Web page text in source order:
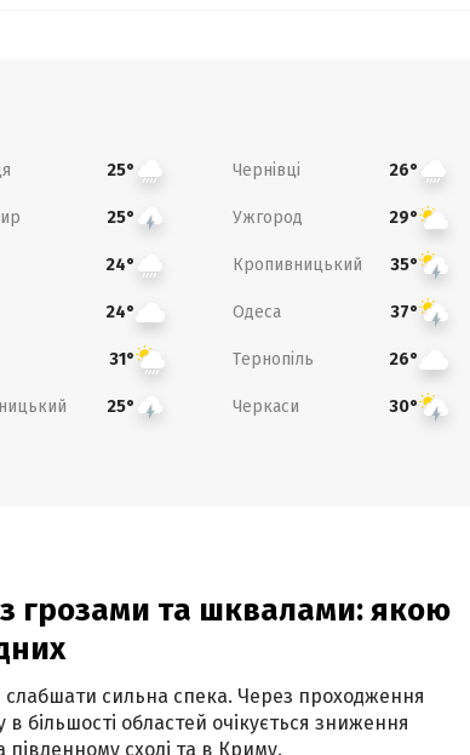
25° Чернівці 26°
25° Ужгород 29°
24° Кропивницький 35°
24° Одеса 37°
31° Тернопіль 26°
25° Черкаси 30°
грозами та шквалами: якою
сильна спека. Через проходження
більшості областей очікується зниження
сході та в Криму.